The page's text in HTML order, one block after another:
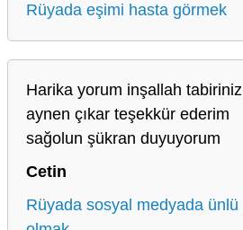
Rüyada eşimi hasta görmek
Harika yorum inşallah tabiriniz
aynen çıkar teşekkür ederim
sağolun şükran duyuyorum
Cetin
Rüyada sosyal medyada ünlü